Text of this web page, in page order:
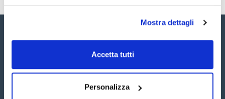
Mostra dettagli
Accetta tutti
Personalizza